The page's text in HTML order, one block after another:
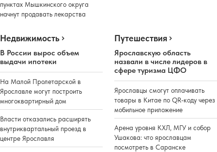
пунктах Мышкинского округа
начнут продавать лекарства
Недвижимость
В России вырос объем
выдачи ипотеки
На Малой Пролетарской в
Ярославле могут построить
многоквартирный дом
Власти отказались расширять
внутриквартальный проезд в
центре Ярославля
Путешествия
Ярославскую область
назвали в числе лидеров в
сфере туризма ЦФО
Ярославцы смогут оплачивать
товары в Китае по QR-коду через
мобильное приложение
Арена уровня КХЛ, МГУ и собор
Ушакова: что ярославцам
посмотреть в Саранске